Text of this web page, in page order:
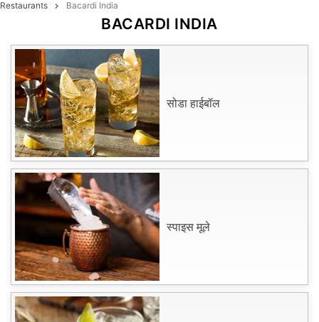
Restaurants Bacardi India
BACARDI INDIA
सोडा हाईबॉल
स्पाइस मूले